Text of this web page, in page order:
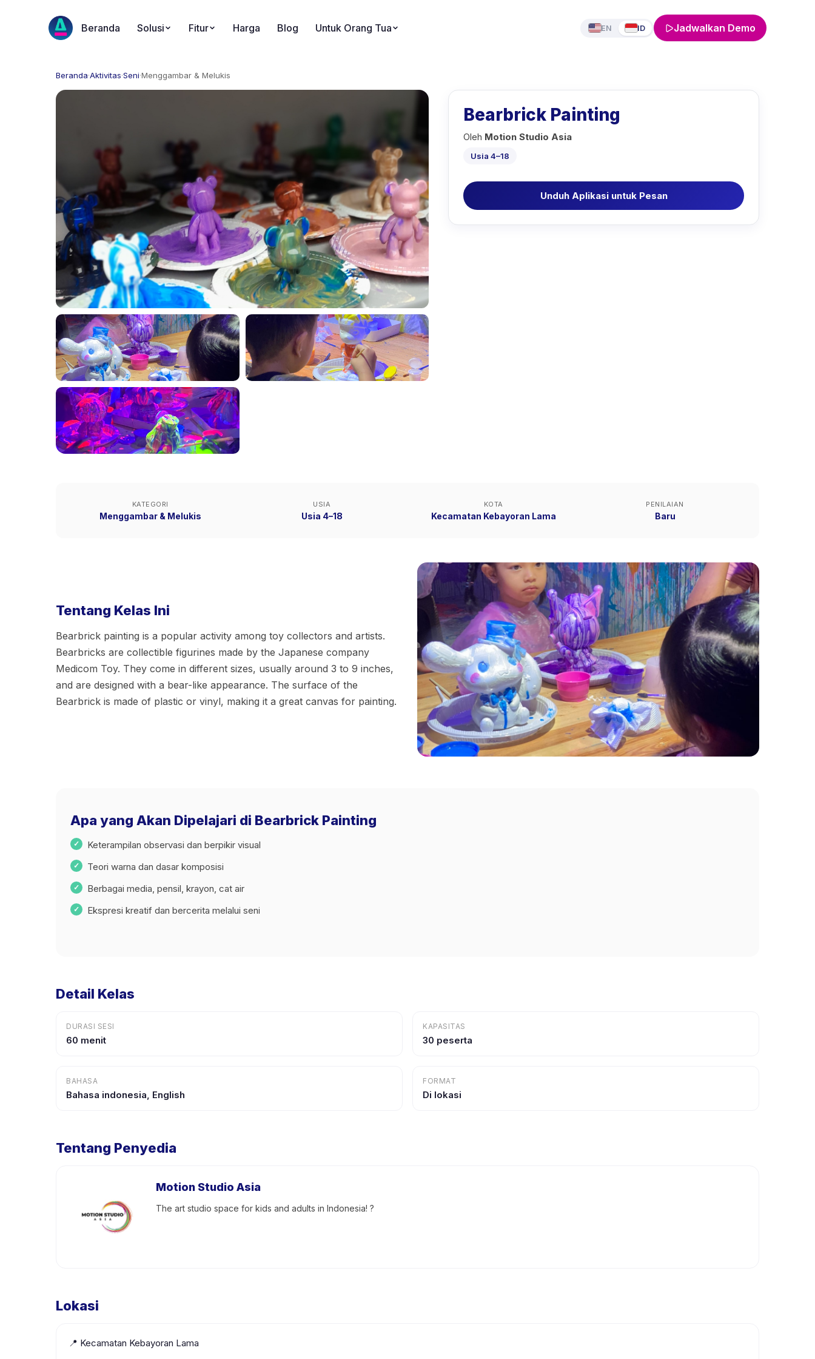
Beranda Solusi Fitur Harga Blog Untuk Orang Tua EN ID Jadwalkan Demo
Beranda·Aktivitas·Seni·Menggambar & Melukis
Bearbrick Painting
Oleh Motion Studio Asia
Usia 4–18
Unduh Aplikasi untuk Pesan
KATEGORI
Menggambar & Melukis
USIA
Usia 4–18
KOTA
Kecamatan Kebayoran Lama
PENILAIAN
Baru
Tentang Kelas Ini
Bearbrick painting is a popular activity among toy collectors and artists.
Bearbricks are collectible figurines made by the Japanese company
Medicom Toy. They come in different sizes, usually around 3 to 9 inches,
and are designed with a bear-like appearance. The surface of the
Bearbrick is made of plastic or vinyl, making it a great canvas for painting.
Apa yang Akan Dipelajari di Bearbrick Painting
Keterampilan observasi dan berpikir visual
Teori warna dan dasar komposisi
Berbagai media, pensil, krayon, cat air
Ekspresi kreatif dan bercerita melalui seni
Detail Kelas
DURASI SESI
60 menit
KAPASITAS
30 peserta
BAHASA
Bahasa indonesia, English
FORMAT
Di lokasi
Tentang Penyedia
Motion Studio Asia
The art studio space for kids and adults in Indonesia! ?
Lokasi
📍 Kecamatan Kebayoran Lama